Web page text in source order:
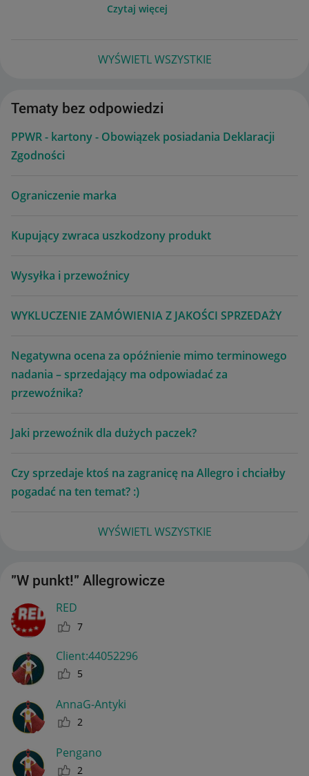
Czytaj więcej
WYŚWIETL WSZYSTKIE
Tematy bez odpowiedzi
PPWR - kartony - Obowiązek posiadania Deklaracji
Zgodności
Ograniczenie marka
Kupujący zwraca uszkodzony produkt
Wysyłka i przewoźnicy
WYKLUCZENIE ZAMÓWIENIA Z JAKOŚCI SPRZEDAŻY
Negatywna ocena za opóźnienie mimo terminowego
nadania – sprzedający ma odpowiadać za
przewoźnika?
Jaki przewoźnik dla dużych paczek?
Czy sprzedaje ktoś na zagranicę na Allegro i chciałby
pogadać na ten temat? :)
WYŚWIETL WSZYSTKIE
"W punkt!" Allegrowicze
RED
7
Client:44052296
5
AnnaG-Antyki
2
Pengano
2